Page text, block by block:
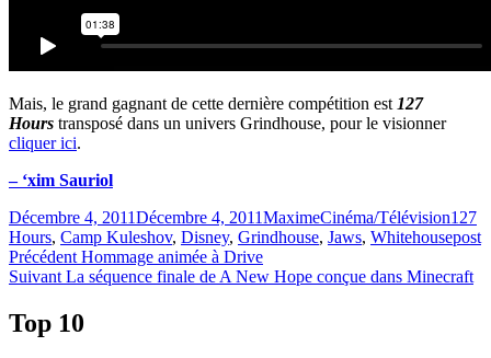
Mais, le grand gagnant de cette dernière compétition est 127
Hours transposé dans un univers Grindhouse, pour le visionner
cliquer ici.
– ‘xim Sauriol
Publié
le
Décembre 4, 2011Décembre 4, 2011MaximeCatégories
Cinéma/Télévision127
Hours, Camp Kuleshov, Disney, Grindhouse, Jaws, Whitehousepost
Navigation
de
l'article
Précédent Article
précédent :
Hommage animée à Drive
Suivant Article
La séquence finale de A New Hope conçue dans Minecraft
Top 10